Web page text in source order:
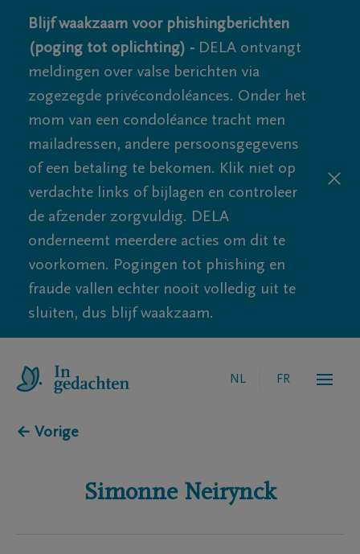
Blijf waakzaam voor phishingberichten
(poging tot oplichting) - DELA ontvangt
meldingen over valse berichten via
zogezegde privécondoléances. Onder het
mom van een condoléance tracht men
mailadressen, andere persoonsgegevens
of een betaling te bekomen. Klik niet op
verdachte links of bijlagen en controleer
de afzender zorgvuldig. DELA
onderneemt meerdere acties om dit te
voorkomen. Pogingen tot phishing en
fraude vallen echter nooit volledig uit te
sluiten, dus blijf waakzaam.
NL FR
← Vorige
Simonne Neirynck